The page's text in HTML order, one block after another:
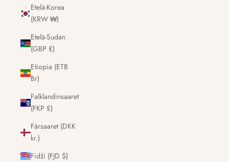
Etelä-Korea
(KRW ₩)
Etelä-Sudan
(GBP £)
Etiopia (ETB
Br)
Falklandinsaaret
(FKP £)
Färsaaret (DKK
kr.)
Fidži (FJD $)